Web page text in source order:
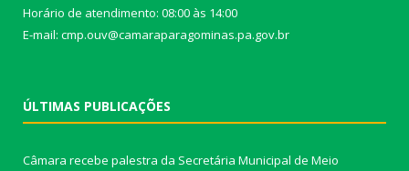
Horário de atendimento: 08:00 às 14:00
E-mail: cmp.ouv@camaraparagominas.pa.gov.br
ÚLTIMAS PUBLICAÇÕES
Câmara recebe palestra da Secretária Municipal de Meio